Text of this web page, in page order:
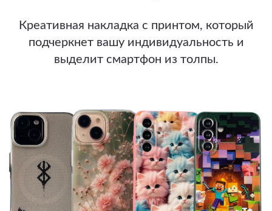
Креативная накладка с принтом, который
подчеркнет вашу индивидуальность и
выделит смартфон из толпы.